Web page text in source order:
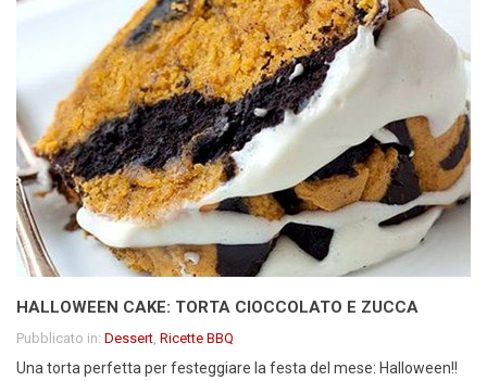
HALLOWEEN CAKE: TORTA CIOCCOLATO E ZUCCA
Pubblicato in: Dessert Ricette BBQ
Una torta perfetta per festeggiare la festa del mese: Halloween!!